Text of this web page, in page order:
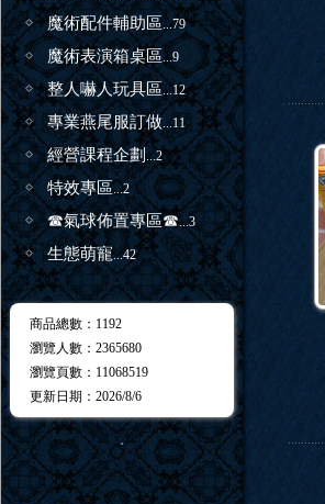
魔術配件輔助區...79
魔術表演箱桌區 ...9
整人嚇人玩具區...12
專業燕尾服訂做 ...11
經營課程企劃...2
特效專區...2
☎氣球佈置專區☎...3
生態萌寵...42
商品總數 ：1192
瀏覽人數 ： 2365680
瀏覽頁數 ： 11068519
更新日期 ：2026/8/6
．